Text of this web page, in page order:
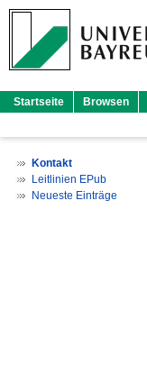
Startseite Browsen
Kontakt
Leitlinien EPub
Neueste Einträge